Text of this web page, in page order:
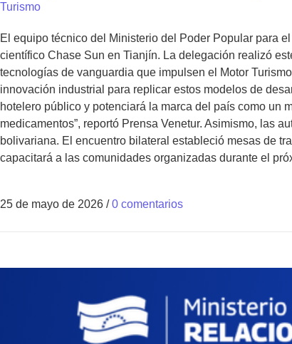
Turismo
El equipo técnico del Ministerio del Poder Popular para
científico Chase Sun en Tianjín. La delegación realizó
tecnologías de vanguardia que impulsen el Motor
innovación industrial para replicar estos modelos de
hotelero público y potenciará la marca del país como un
medicamentos”, reportó Prensa Venetur. Asimismo, las
bolivariana. El encuentro bilateral estableció mesas de
capacitará a las comunidades organizadas durante el
25 de mayo de 2026 / 0 comentarios